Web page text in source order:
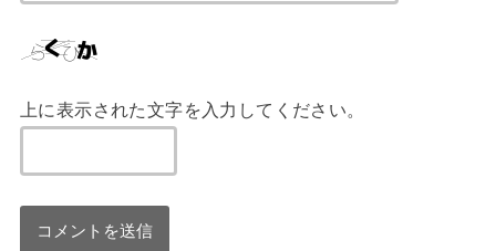
上に表示された文字を入力してください。